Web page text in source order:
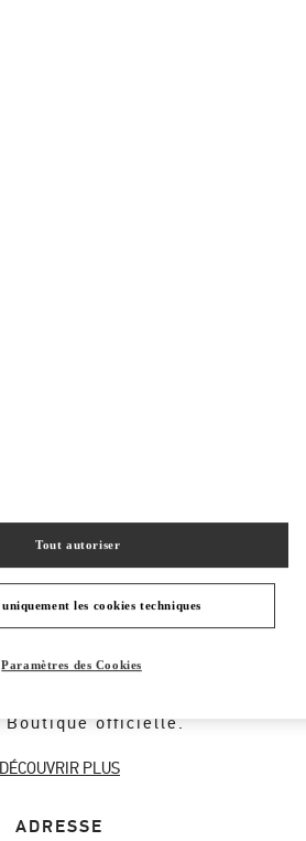
DE LA BOUTIQUE
Valentino Garavani.
Boutique officielle.
DÉCOUVRIR PLUS
ADRESSE
les cookies techniques
Tout autoriser
Paramètres des Cookies